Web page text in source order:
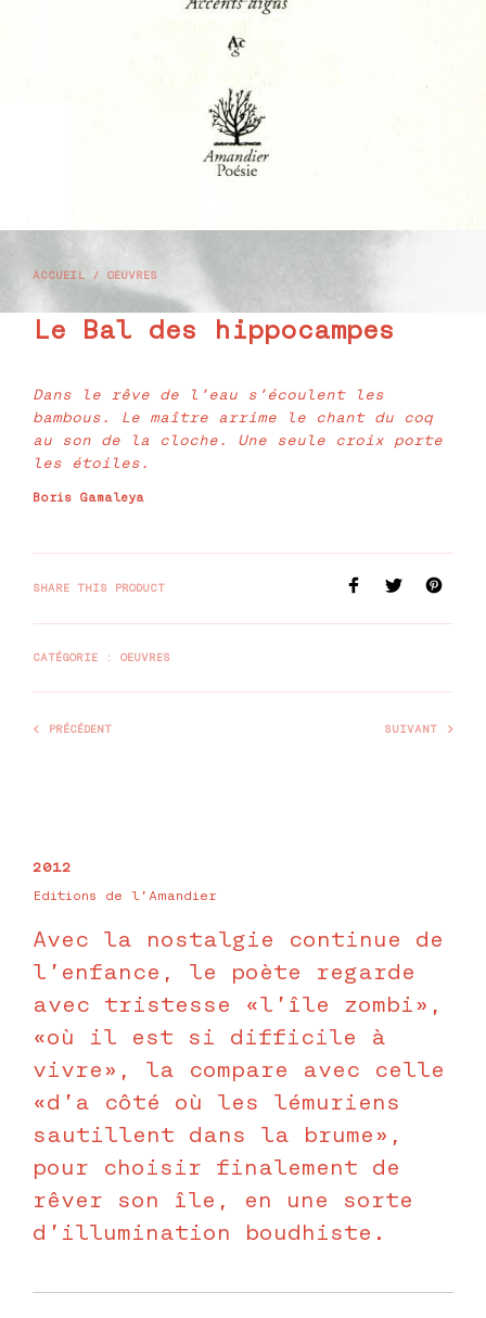
ACCUEIL / OEUVRES
Le Bal des hippocampes
Dans le rêve de l’eau s’écoulent les
bambous. Le maître arrime le chant du coq
au son de la cloche. Une seule croix porte
les étoiles.
Boris Gamaleya
SHARE THIS PRODUCT
CATÉGORIE : OEUVRES
PRÉCÉDENT SUIVANT
2012
Editions de l’Amandier
Avec la nostalgie continue de
l’enfance, le poète regarde
avec tristesse «l’île zombi»,
«où il est si difficile à
vivre», la compare avec celle
«d’a côté où les lémuriens
sautillent dans la brume»,
pour choisir finalement de
rêver son île, en une sorte
d’illumination boudhiste.